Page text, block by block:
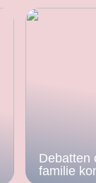
Debatten
familie